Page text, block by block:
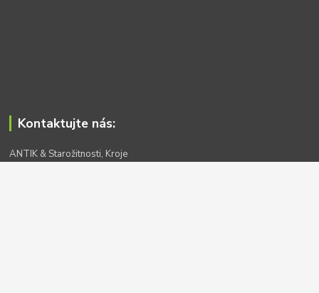
Kontaktujte nás:
ANTIK & Starožitnosti, Kroje